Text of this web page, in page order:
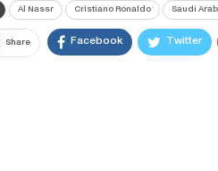
Al Nassr Cristiano Ronaldo Saudi
Share Facebook Twitter